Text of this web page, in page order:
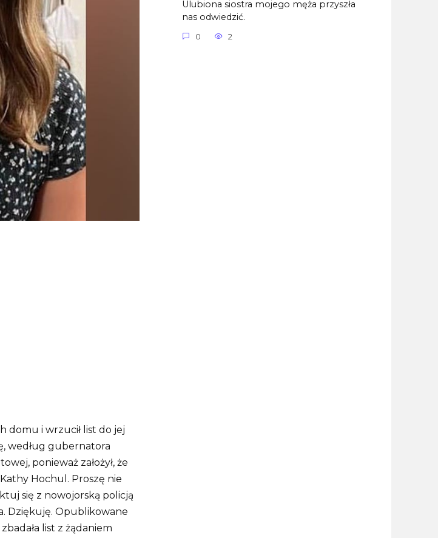
domu i wrzucił list do jej
według gubernatora
ponieważ założył, że
Hochul. Proszę nie
się z nowojorską policją
Dziękuję. Opublikowane
list z żądaniem
Ulubiona siostra mojego męża przyszła
nas odwiedzić.
0 2